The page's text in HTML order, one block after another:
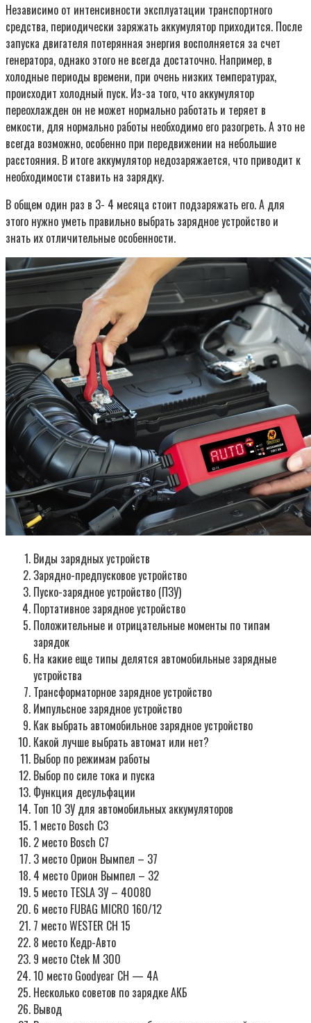
Независимо от интенсивности эксплуатации транспортного
средства, периодически заряжать аккумулятор приходится. После
запуска двигателя потерянная энергия восполняется за счет
генератора, однако этого не всегда достаточно. Например, в
холодные периоды времени, при очень низких температурах,
происходит холодный пуск. Из-за того, что аккумулятор
переохлажден он не может нормально работать и теряет в
емкости, для нормально работы необходимо его разогреть. А это не
всегда возможно, особенно при передвижении на небольшие
расстояния. В итоге аккумулятор недозаряжается, что приводит к
необходимости ставить на зарядку.
В общем один раз в 3- 4 месяца стоит подзаряжать его. А для
этого нужно уметь правильно выбрать зарядное устройство и
знать их отличительные особенности.
Виды зарядных устройств
Зарядно-предпусковое устройство
Пуско-зарядное устройство (ПЗУ)
Портативное зарядное устройство
Положительные и отрицательные моменты по типам
зарядок
На какие еще типы делятся автомобильные зарядные
устройства
Трансформаторное зарядное устройство
Импульсное зарядное устройство
Как выбрать автомобильное зарядное устройство
Какой лучше выбрать автомат или нет?
Выбор по режимам работы
Выбор по силе тока и пуска
Функция десульфации
Топ 10 ЗУ для автомобильных аккумуляторов
1 место Bosch C3
2 место Bosch C7
3 место Орион Вымпел – 37
4 место Орион Вымпел – 32
5 место TESLA ЗУ – 40080
6 место FUBAG MICRO 160/12
7 место WESTER CH 15
8 место Кедр-Авто
9 место Ctek M 300
10 место Goodyear CH — 4A
Несколько советов по зарядке АКБ
Вывод